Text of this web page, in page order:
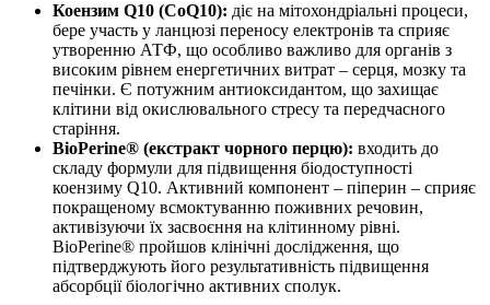
Коензим Q10 (CoQ10): діє на мітохондріальні процеси,
бере участь у ланцюзі переносу електронів та сприяє
утворенню АТФ, що особливо важливо для органів з
високим рівнем енергетичних витрат – серця, мозку та
печінки. Є потужним антиоксидантом, що захищає
клітини від окислювального стресу та передчасного
старіння.
BioPerine® (екстракт чорного перцю): входить до
складу формули для підвищення біодоступності
коензиму Q10. Активний компонент – піперин – сприяє
покращеному всмоктуванню поживних речовин,
активізуючи їх засвоєння на клітинному рівні.
BioPerine® пройшов клінічні дослідження, що
підтверджують його результативність підвищення
абсорбції біологічно активних сполук.